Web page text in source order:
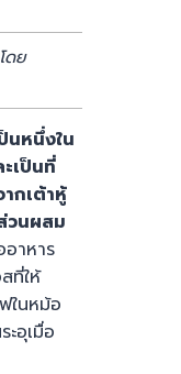
ดย
นหนึ่งใน
เป็นที่
กเต้าหู้
นผสม
าหาร
ที่ให้
ในหม้อ
อุเมื่อ